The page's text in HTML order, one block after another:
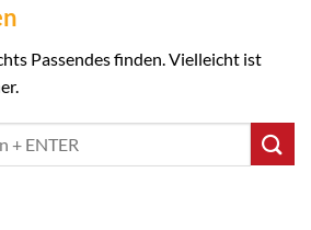
Passendes finden. Vielleicht ist